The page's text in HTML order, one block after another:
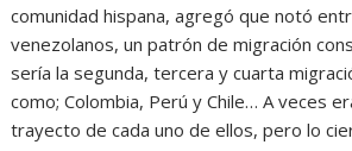
comunidad hispana, agregó que notó
venezolanos, un patrón de migración
sería la segunda, tercera y cuarta
como; Colombia, Perú y Chile… A veces
trayecto de cada uno de ellos, pero lo